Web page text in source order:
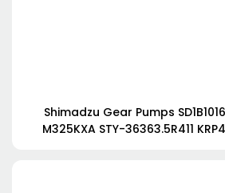
Shimadzu Gear Pumps
M325KXA STY-36363.5R411